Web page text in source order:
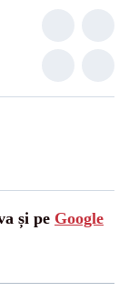
și pe Google